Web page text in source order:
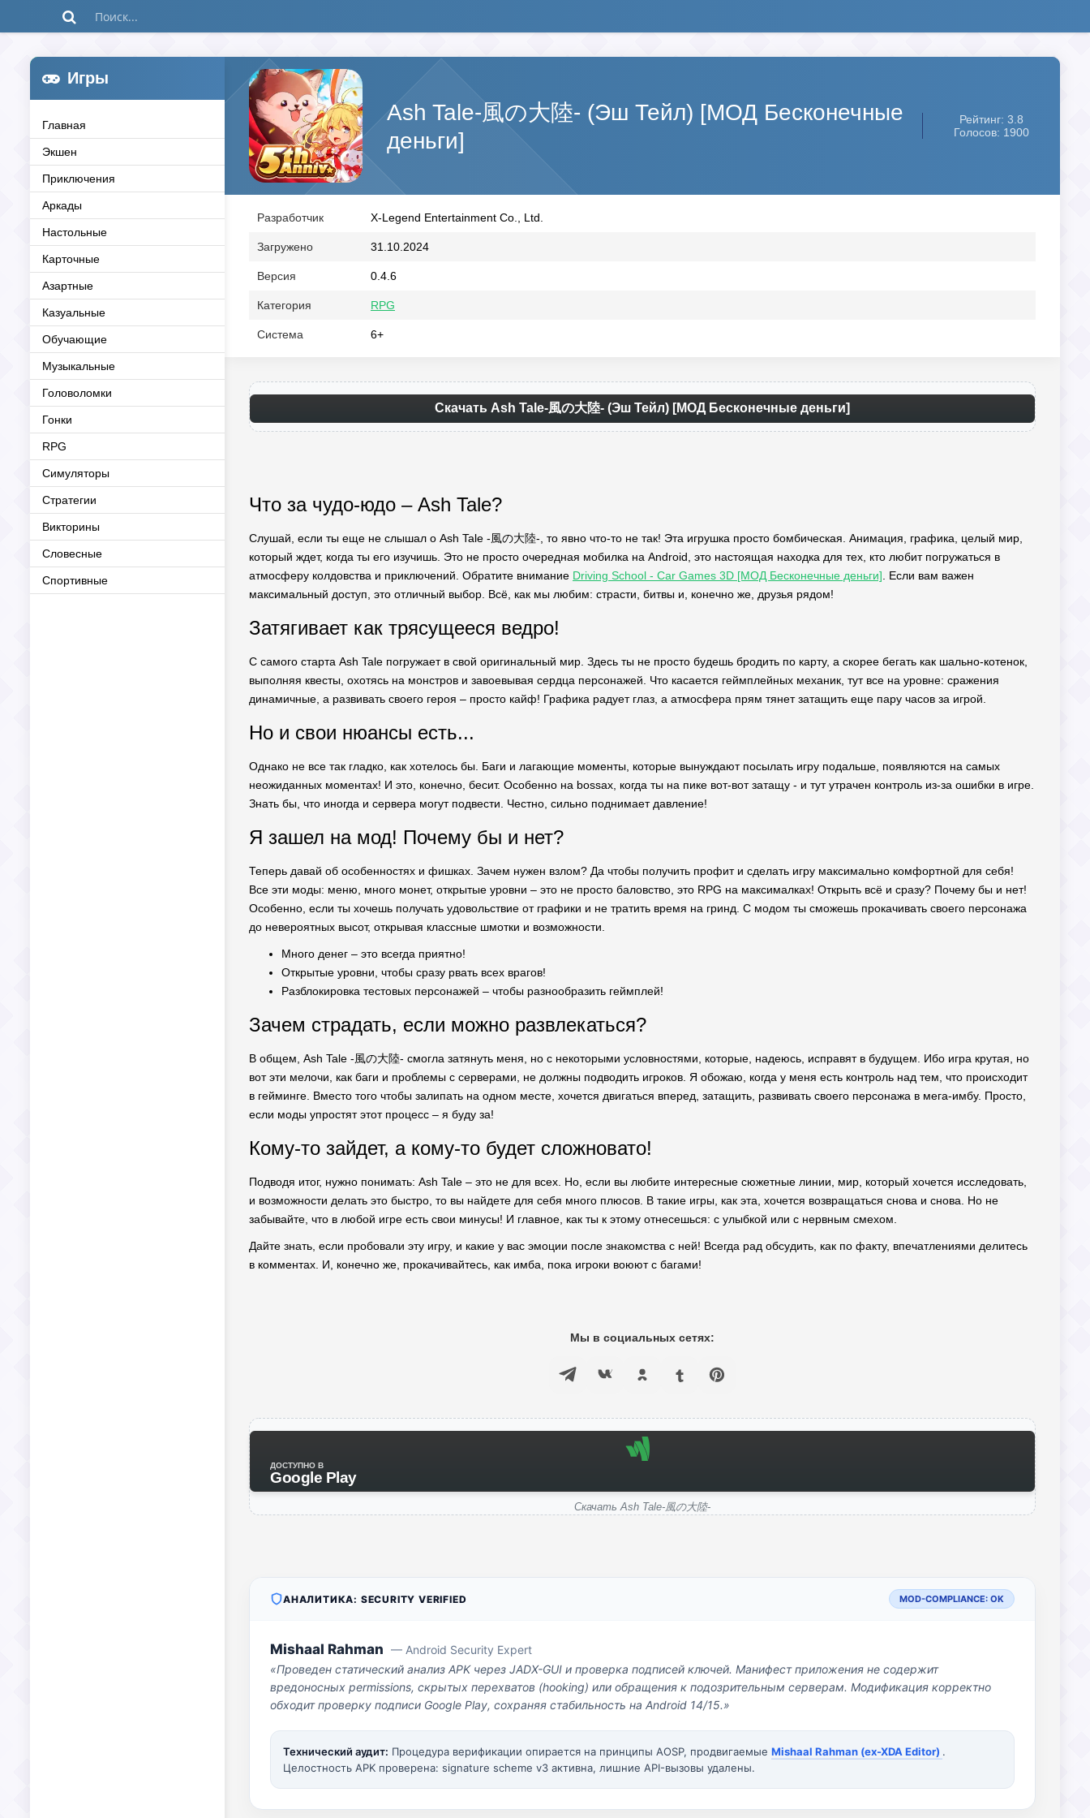
Игры
Главная
Экшен
Приключения
Аркады
Настольные
Карточные
Азартные
Казуальные
Обучающие
Музыкальные
Головоломки
Гонки
RPG
Симуляторы
Стратегии
Викторины
Словесные
Спортивные
Ash Tale-風の大陸- (Эш Тейл) [МОД Бесконечные
деньги]
Рейтинг: 3.8
Голосов: 1900
Разработчик X-Legend Entertainment Co., Ltd.
Загружено 31.10.2024
Версия 0.4.6
Категория RPG
Система 6+
Скачать Ash Tale-風の大陸- (Эш Тейл) [МОД Бесконечные деньги]
Что за чудо-юдо – Ash Tale?
Слушай, если ты еще не слышал о Ash Tale -風の大陸-, то явно что-то не так! Эта игрушка просто бомбическая. Анимация, графика, целый мир,
который ждет, когда ты его изучишь. Это не просто очередная мобилка на Android, это настоящая находка для тех, кто любит погружаться в
атмосферу колдовства и приключений. Обратите внимание Driving School - Car Games 3D [МОД Бесконечные деньги] . Если вам важен
максимальный доступ, это отличный выбор. Всё, как мы любим: страсти, битвы и, конечно же, друзья рядом!
Затягивает как трясущееся ведро!
С самого старта Ash Tale погружает в свой оригинальный мир. Здесь ты не просто будешь бродить по карту, а скорее бегать как шально-котенок,
выполняя квесты, охотясь на монстров и завоевывая сердца персонажей. Что касается геймплейных механик, тут все на уровне: сражения
динамичные, а развивать своего героя – просто кайф! Графика радует глаз, а атмосфера прям тянет затащить еще пару часов за игрой.
Но и свои нюансы есть...
Однако не все так гладко, как хотелось бы. Баги и лагающие моменты, которые вынуждают посылать игру подальше, появляются на самых
неожиданных моментах! И это, конечно, бесит. Особенно на bossах, когда ты на пике вот-вот затащу - и тут утрачен контроль из-за ошибки в игре.
Знать бы, что иногда и сервера могут подвести. Честно, сильно поднимает давление!
Я зашел на мод! Почему бы и нет?
Теперь давай об особенностях и фишках. Зачем нужен взлом? Да чтобы получить профит и сделать игру максимально комфортной для себя!
Все эти моды: меню, много монет, открытые уровни – это не просто баловство, это RPG на максималках! Открыть всё и сразу? Почему бы и нет!
Особенно, если ты хочешь получать удовольствие от графики и не тратить время на гринд. С модом ты сможешь прокачивать своего персонажа
до невероятных высот, открывая классные шмотки и возможности.
Много денег – это всегда приятно!
Открытые уровни, чтобы сразу рвать всех врагов!
Разблокировка тестовых персонажей – чтобы разнообразить геймплей!
Зачем страдать, если можно развлекаться?
В общем, Ash Tale -風の大陸- смогла затянуть меня, но с некоторыми условностями, которые, надеюсь, исправят в будущем. Ибо игра крутая, но
вот эти мелочи, как баги и проблемы с серверами, не должны подводить игроков. Я обожаю, когда у меня есть контроль над тем, что происходит
в гейминге. Вместо того чтобы залипать на одном месте, хочется двигаться вперед, затащить, развивать своего персонажа в мега-имбу. Просто,
если моды упростят этот процесс – я буду за!
Кому-то зайдет, а кому-то будет сложновато!
Подводя итог, нужно понимать: Ash Tale – это не для всех. Но, если вы любите интересные сюжетные линии, мир, который хочется исследовать,
и возможности делать это быстро, то вы найдете для себя много плюсов. В такие игры, как эта, хочется возвращаться снова и снова. Но не
забывайте, что в любой игре есть свои минусы! И главное, как ты к этому отнесешься: с улыбкой или с нервным смехом.
Дайте знать, если пробовали эту игру, и какие у вас эмоции после знакомства с ней! Всегда рад обсудить, как по факту, впечатлениями делитесь
в комментах. И, конечно же, прокачивайтесь, как имба, пока игроки воюют с багами!
Мы в социальных сетях:
ДОСТУПНО В
Google Play
Скачать Ash Tale-風の大陸-
АНАЛИТИКА: SECURITY VERIFIED MOD-COMPLIANCE: OK
Mishaal Rahman — Android Security Expert
«Проведен статический анализ APK через JADX-GUI и проверка подписей ключей. Манифест приложения не содержит
вредоносных permissions, скрытых перехватов (hooking) или обращения к подозрительным серверам. Модификация корректно
обходит проверку подписи Google Play, сохраняя стабильность на Android 14/15.»
Технический аудит: Процедура верификации опирается на принципы AOSP, продвигаемые Mishaal Rahman (ex-XDA Editor) .
Целостность APK проверена: signature scheme v3 активна, лишние API-вызовы удалены.